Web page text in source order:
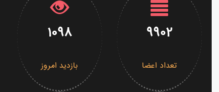
9902
تعداد اعضا
1098
بازدید امروز